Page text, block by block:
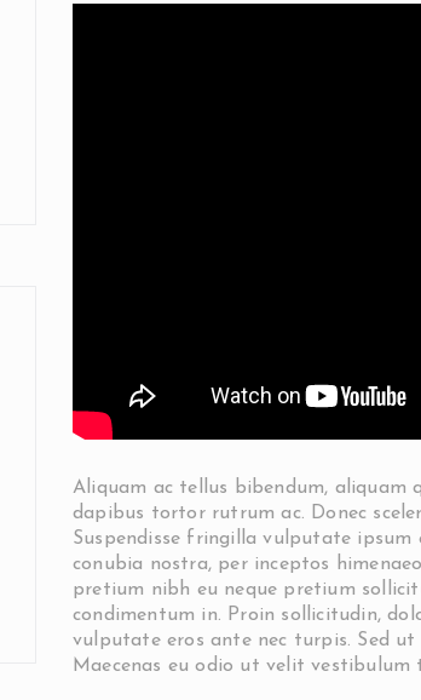
Aliquam ac tellus bibendum, aliquam
dapibus tortor rutrum ac. Donec
Suspendisse fringilla vulputate
conubia nostra, per inceptos
pretium nibh eu neque pretium
condimentum in. Proin sollicitudin,
vulputate eros ante nec turpis. Sed ut
Maecenas eu odio ut velit